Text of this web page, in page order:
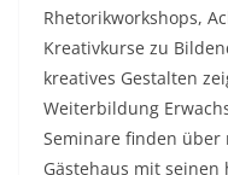
Rhetorikworkshops,
Kreativkurse zu
kreatives Gestalten
Weiterbildung
Seminare finden über
Gästehaus mit